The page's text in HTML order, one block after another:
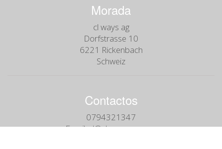
Morada
cl ways ag
Dorfstrasse 10
6221 Rickenbach
Schweiz
Contactos
0794321347
Email:cl@cl-ways-sa.com